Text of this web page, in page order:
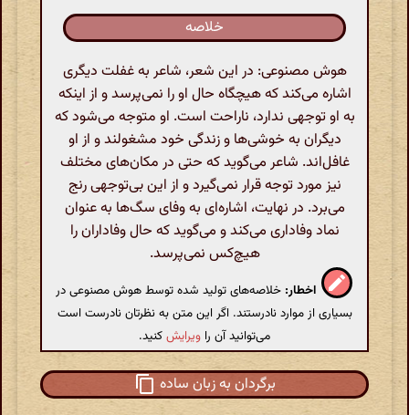
خلاصه
هوش مصنوعی: در این شعر، شاعر به غفلت دیگری
اشاره می‌کند که هیچگاه حال او را نمی‌پرسد و از اینکه
به او توجهی ندارد، ناراحت است. او متوجه می‌شود که
دیگران به خوشی‌ها و زندگی خود مشغولند و از او
غافل‌اند. شاعر می‌گوید که حتی در مکان‌های مختلف
نیز مورد توجه قرار نمی‌گیرد و از این بی‌توجهی رنج
می‌برد. در نهایت، اشاره‌ای به وفای سگ‌ها به عنوان
نماد وفاداری می‌کند و می‌گوید که حال وفاداران را
هیچ‌کس نمی‌پرسد.
اخطار: خلاصه‌های تولید شده توسط هوش مصنوعی در
بسیاری از موارد نادرستند. اگر این متن به نظرتان نادرست است
می‌توانید آن را ویرایشکنید.
برگردان به زبان ساده